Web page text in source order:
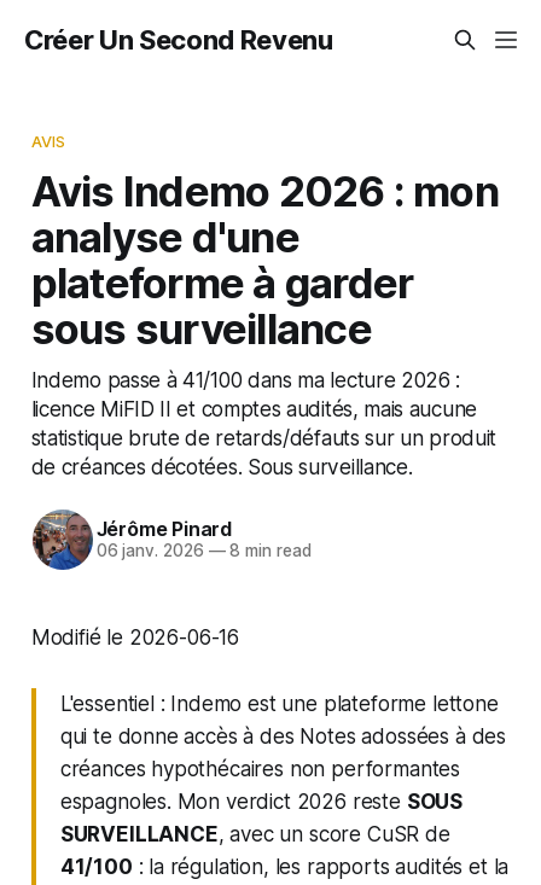
Créer Un Second Revenu
AVIS
Avis Indemo 2026 : mon
analyse d'une
plateforme à garder
sous surveillance
Indemo passe à 41/100 dans ma lecture 2026 :
licence MiFID II et comptes audités, mais aucune
statistique brute de retards/défauts sur un produit
de créances décotées. Sous surveillance.
Jérôme Pinard
06 janv. 2026 —8 min read
Modifié le 2026-06-16
L'essentiel : Indemo est une plateforme lettone
qui te donne accès à des Notes adossées à des
créances hypothécaires non performantes
espagnoles. Mon verdict 2026 reste SOUS
SURVEILLANCE, avec un score CuSR de
41/100 : la régulation, les rapports audités et la